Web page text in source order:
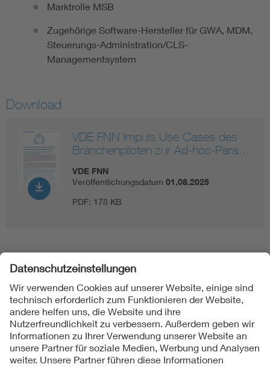
Marktrolle MSB
Zugehörige Software-Hersteller für GWA, MDM,
Steuerungs-Administration/CLS-
Managementsystem
Download
VDE FNN Impuls Use Cases des
Branchenpiloten zur Ad-hoc-Para…
VDE FNN
Veröffentlichungsdatum 01.08.2025
PDF: 178 KB
Folgen Sie uns